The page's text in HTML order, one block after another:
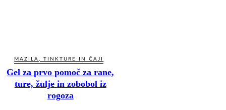
MAZILA, TINKTURE IN ČAJI
Gel za prvo pomoč za rane,
ture, žulje in zobobol iz
rogoza